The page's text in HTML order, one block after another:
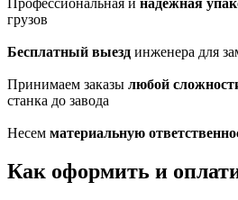
Профессиональная и надежная
грузов
Бесплатный выезд инженера для
Принимаем заказы любой
станка до завода
Несем материальную
Как оформить и